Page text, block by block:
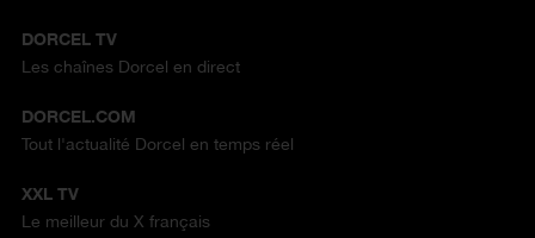
DORCEL TV
Les chaînes Dorcel en direct
DORCEL.COM
Tout l'actualité Dorcel en temps réel
XXL TV
Le meilleur du X français